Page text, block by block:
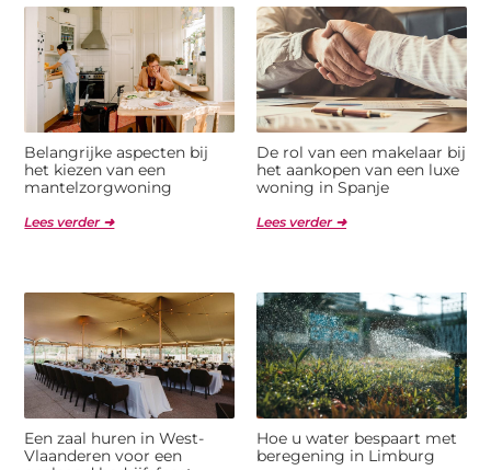
Belangrijke aspecten bij
het kiezen van een
mantelzorgwoning
Lees verder ➜
De rol van een makelaar bij
het aankopen van een luxe
woning in Spanje
Lees verder ➜
Een zaal huren in West-
Vlaanderen voor een
Hoe u water bespaart met
beregening in Limburg